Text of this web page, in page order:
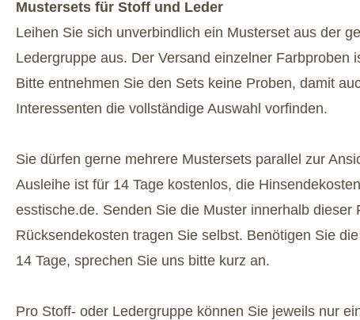
Mustersets für Stoff und Leder
Leihen Sie sich unverbindlich ein Musterset aus der
Ledergruppe aus. Der Versand einzelner Farbproben
Bitte entnehmen Sie den Sets keine Proben, damit
Interessenten die vollständige Auswahl vorfinden.
Sie dürfen gerne mehrere Mustersets parallel zur
Ausleihe ist für 14 Tage kostenlos, die
esstische.de. Senden Sie die Muster innerhalb dieser
Rücksendekosten tragen Sie selbst. Benötigen Sie
14 Tage, sprechen Sie uns bitte kurz an.
Pro Stoff- oder Ledergruppe können Sie jeweils nur